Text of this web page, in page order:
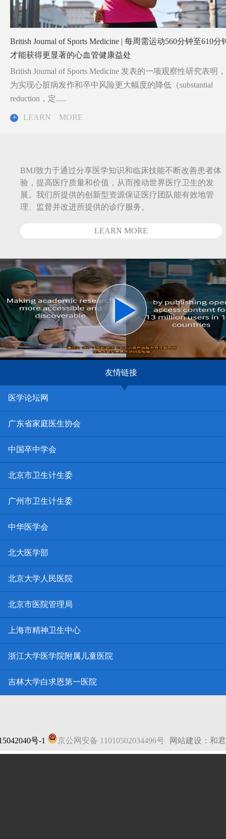
British Journal of Sports Medicine | 每周需运动560分钟至610分
才能获得更显著的心血管健康益处
British Journal of Sports Medicine 发表的一项观察性研究表明，
为实现心脏病发作和卒中风险更大幅度的降低（substantial
reduction，定.....
+ LEARN MORE
BMJ致力于通过分享医学知识和临床技能不断改善患者体
验，提高医疗质量和价值，从而推动世界医疗卫生的发
展。我们所提供的创新型资源保证医疗团队能有效地管
理、监督并改进所提供的诊疗服务。
LEARN MORE
友情链接
医学论坛网
广东省家庭医生协会
中国卒中学会
北京市卫生计生委
广州市卫生计生委
中华医学会
北大医学部
北京大学人民医院
北京市医院管理局
上海市精神卫生中心
浙江大学医学院附属儿童医院
吉林大学白求恩第一医院
号-1 京公网安备 11010502034496号 网站建设：和